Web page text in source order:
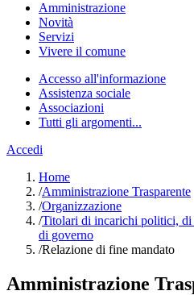
Amministrazione
Novità
Servizi
Vivere il comune
Accesso all'informazione
Assistenza sociale
Associazioni
Tutti gli argomenti...
Accedi
Home
/Amministrazione Trasparente
/Organizzazione
/Titolari di incarichi politici, di
di governo
/Relazione di fine mandato
Amministrazione